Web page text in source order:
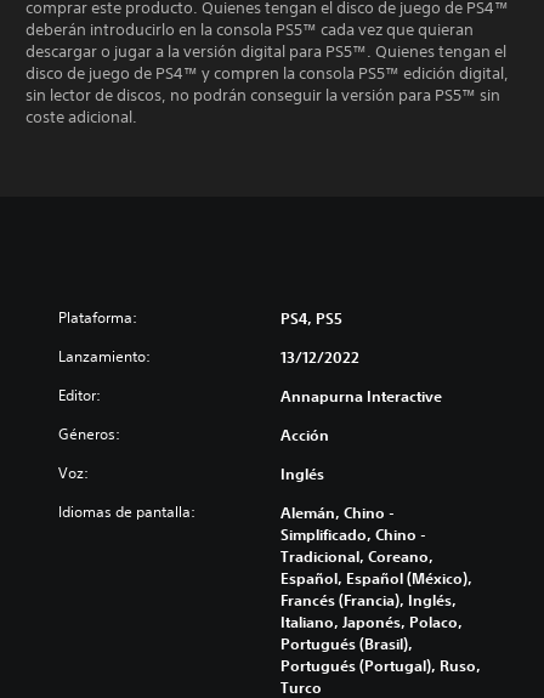
comprar este producto. Quienes tengan el disco de juego de PS4™
deberán introducirlo en la consola PS5™ cada vez que quieran
descargar o jugar a la versión digital para PS5™. Quienes tengan el
disco de juego de PS4™ y compren la consola PS5™ edición digital,
sin lector de discos, no podrán conseguir la versión para PS5™ sin
coste adicional.
Plataforma: PS4, PS5
Lanzamiento: 13/12/2022
Editor: Annapurna Interactive
Géneros: Acción
Voz: Inglés
Idiomas de pantalla:
Alemán, Chino -
Simplificado, Chino -
Tradicional, Coreano,
Español, Español (México),
Francés (Francia), Inglés,
Italiano, Japonés, Polaco,
Portugués (Brasil),
Portugués (Portugal), Ruso,
Turco